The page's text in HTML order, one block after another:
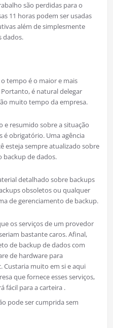
são perdidas para o
11 horas podem ser usadas
além de simplesmente
dados.
tempo é o maior e mais
é natural delegar
muito tempo da empresa.
e resumido sobre a situação
é obrigatório. Uma agência
esteja sempre atualizado sobre
backup de dados.
detalhado sobre backups
obsoletos ou qualquer
de gerenciamento de backup.
os serviços de um provedor
bastante caros. Afinal,
de backup de dados com
de hardware para
muito em si e aqui
que fornece esses serviços,
fácil para a carteira .
pode ser cumprida sem